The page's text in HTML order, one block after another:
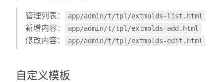
管理列表： app/admin/t/tpl/extmolds-list.html
新增内容： app/admin/t/tpl/extmolds-add.html
修改内容： app/admin/t/tpl/extmolds-edit.html
自定义模板